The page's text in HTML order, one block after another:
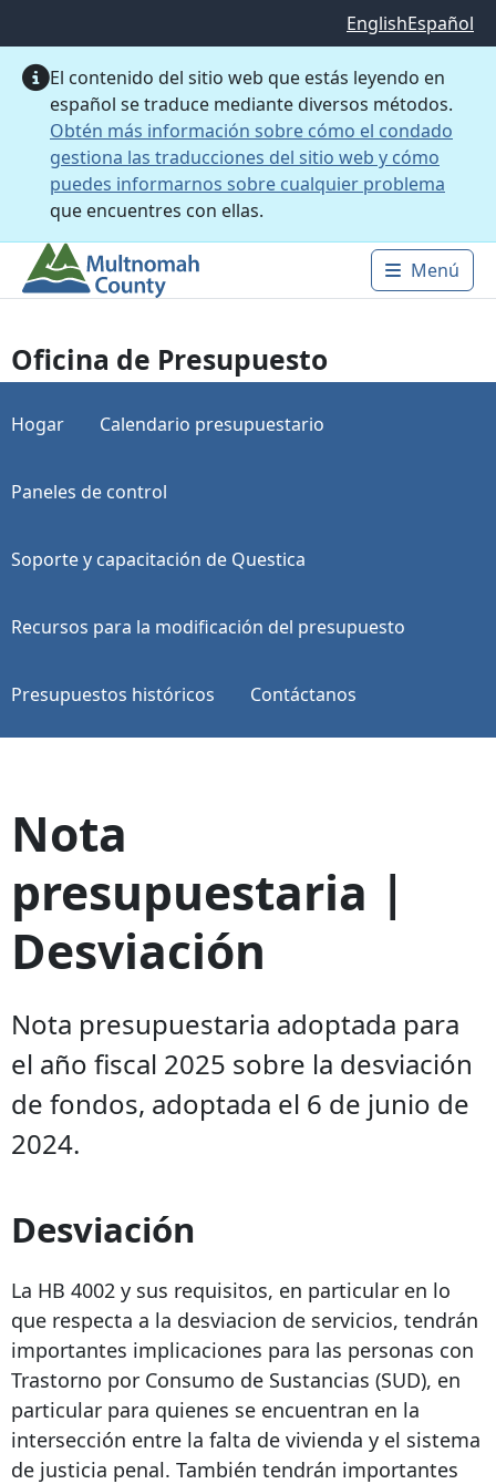
EnglishEspañol
El contenido del sitio web que estás leyendo en
español se traduce mediante diversos métodos.
Obtén más información sobre cómo el condado
gestiona las traducciones del sitio web y cómo
puedes informarnos sobre cualquier problema
que encuentres con ellas.
Main
Menú
Oficina de Presupuesto
Hogar Calendario presupuestario
Paneles de control
Soporte y capacitación de Questica
Recursos para la modificación del presupuesto
Presupuestos históricos Contáctanos
Nota
presupuestaria |
Desviación
Nota presupuestaria adoptada para
el año fiscal 2025 sobre la desviación
de fondos, adoptada el 6 de junio de
2024.
Desviación
La HB 4002 y sus requisitos, en particular en lo
que respecta a la desviacion de servicios, tendrán
importantes implicaciones para las personas con
Trastorno por Consumo de Sustancias (SUD), en
particular para quienes se encuentran en la
intersección entre la falta de vivienda y el sistema
de justicia penal. También tendrán importantes